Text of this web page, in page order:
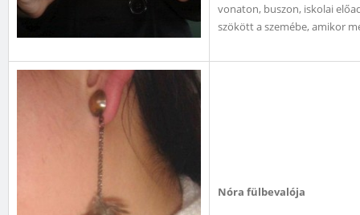
vonaton, buszon, iskolai
szökött a szemébe, amikor
Nóra fülbevalója